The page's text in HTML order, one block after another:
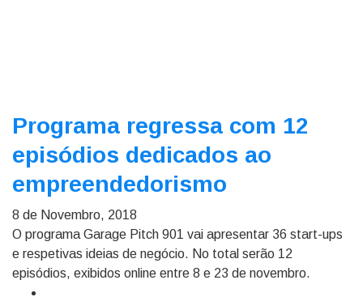
Programa regressa com 12
episódios dedicados ao
empreendedorismo
8 de Novembro, 2018
O programa Garage Pitch 901 vai apresentar 36 start-ups
e respetivas ideias de negócio. No total serão 12
episódios, exibidos online entre 8 e 23 de novembro.